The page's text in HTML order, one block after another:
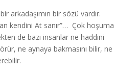
arkadaşımın bir sözü vardır.
kendini At sanır”… Çok hoşuma
de bazı insanlar ne haddini
ne aynaya bakmasını bilir, ne